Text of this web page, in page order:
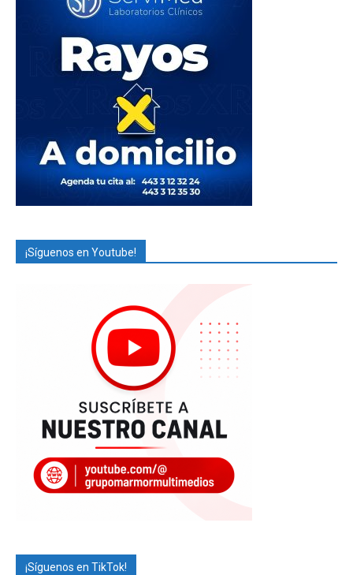
¡Síguenos en Youtube!
¡Síguenos en TikTok!